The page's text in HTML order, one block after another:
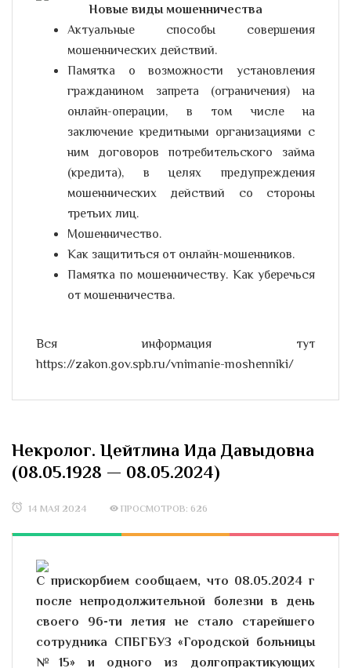
Новые виды мошенничества
Актуальные способы совершения
мошеннических действий.
Памятка о возможности установления
гражданином запрета (ограничения) на
онлайн-операции, в том числе на
заключение кредитными организациями с
ним договоров потребительского займа
(кредита), в целях предупреждения
мошеннических действий со стороны
третьих лиц.
Мошенничество.
Как защититься от онлайн-мошенников.
Памятка по мошенничеству. Как уберечься
от мошенничества.
Вся информация тут
https://zakon.gov.spb.ru/vnimanie-moshenniki/
Некролог. Цейтлина Ида Давыдовна
(08.05.1928 — 08.05.2024)
14 МАЯ 2024 ПРОСМОТРОВ: 626
С прискорбием сообщаем, что 08.05.2024 г
после непродолжительной болезни в день
своего 96-ти летия не стало старейшего
сотрудника СПБГБУЗ «Городской больницы
№15» и одного из долгопрактикующих